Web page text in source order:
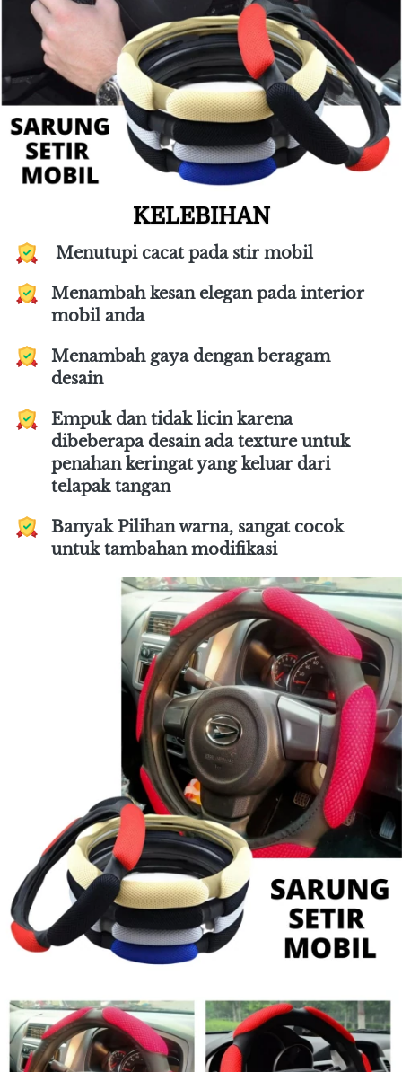
KELEBIHAN
Menutupi cacat pada stir mobil
Menambah kesan elegan pada interior
mobil anda
Menambah gaya dengan beragam
desain
Empuk dan tidak licin karena
dibeberapa desain ada texture untuk
penahan keringat yang keluar dari
telapak tangan
Banyak Pilihan warna, sangat cocok
untuk tambahan modifikasi